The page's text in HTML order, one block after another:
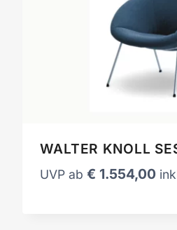
WALTER KNOLL
UVP ab € 1.554,00